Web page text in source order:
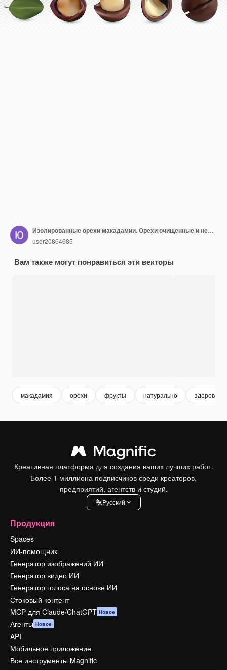
Изолированные орехи макадамии. Орехи очищенные и неочищенные с зелеными листьями.
user20864685
Вам также могут понравиться эти векторы
макадамия орехи фрукты натурально здоровое
Креативная платформа для создания ваших лучших работ.
Более 1 миллиона подписчиков среди креаторов,
предприятий, агентств и студий.
Pусский
Продукция
Spaces
ИИ-помощник
Генератор изображений ИИ
Генератор видео ИИ
Генератор голоса на основе ИИ
Стоковый контент
MCP для Claude/ChatGPT Новое
Агенты Новое
API
Мобильное приложение
Все инструменты Magnific